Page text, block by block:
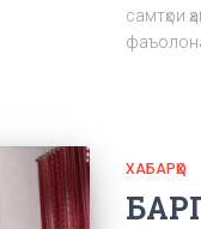
самтҳои
ХАБАРҲО